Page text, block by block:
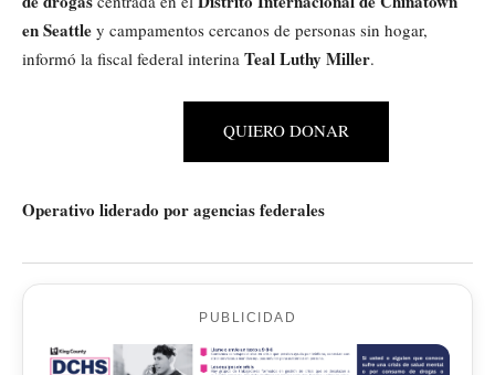
en Seattle y campamentos cercanos de personas sin hogar,
informó la fiscal federal interina Teal Luthy Miller.
QUIERO DONAR
Operativo liderado por agencias federales
PUBLICIDAD